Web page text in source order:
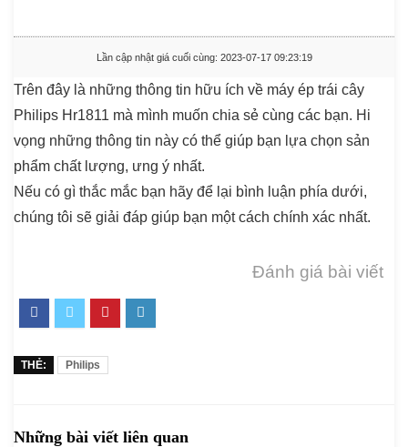
Lần cập nhật giá cuối cùng: 2023-07-17 09:23:19
Trên đây là những thông tin hữu ích về máy ép trái cây
Philips Hr1811 mà mình muốn chia sẻ cùng các bạn. Hi
vọng những thông tin này có thể giúp bạn lựa chọn sản
phẩm chất lượng, ưng ý nhất.
Nếu có gì thắc mắc bạn hãy để lại bình luận phía dưới,
chúng tôi sẽ giải đáp giúp bạn một cách chính xác nhất.
Đánh giá bài viết
THẺ: Philips
Những bài viết liên quan